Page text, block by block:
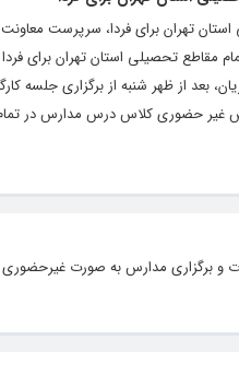
تهران برای فردا، سرپرست معاونت
بعد از ظهر شنبه از برگزاری جلسه
غیر حضوری کلاس درس مدارس در
مدارس به صورت غیرحضوری در روز شنبه ۲۲